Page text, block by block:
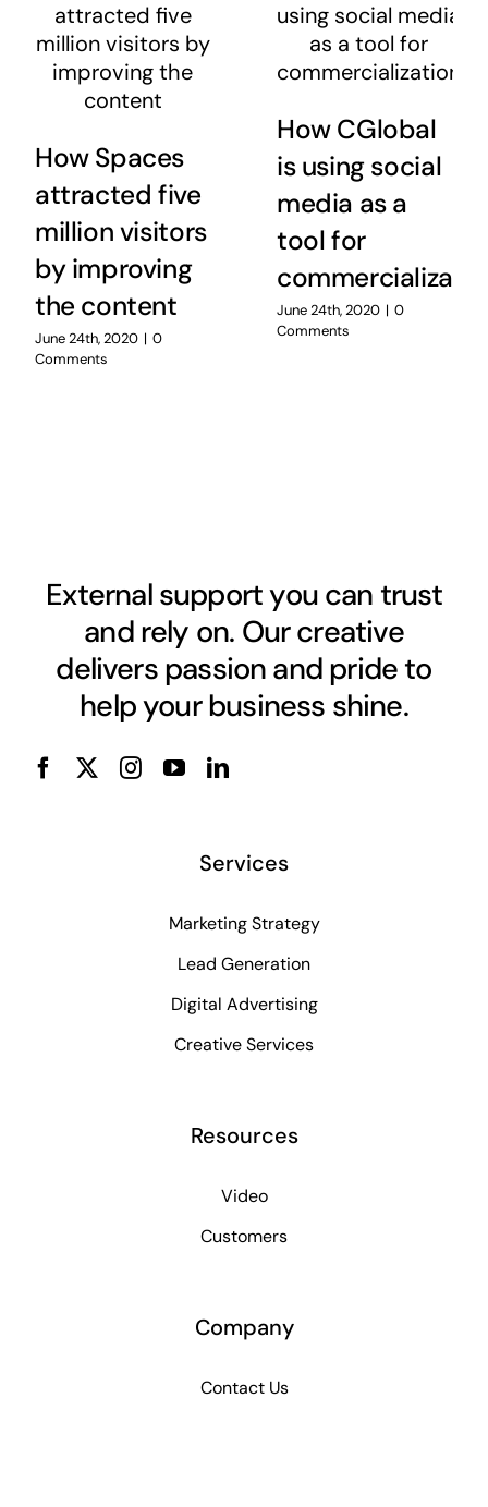
How Spaces
attracted five
million visitors
by improving
the content
June 24th, 2020 | 0
Comments
How CGlobal
is using social
media as a
tool for
June 24th, 2020 | 0
Comments
External support you can trust
and rely on. Our creative
delivers passion and pride to
help your business shine.
Services
Marketing Strategy
Lead Generation
Digital Advertising
Creative Services
Resources
Video
Customers
Company
Contact Us